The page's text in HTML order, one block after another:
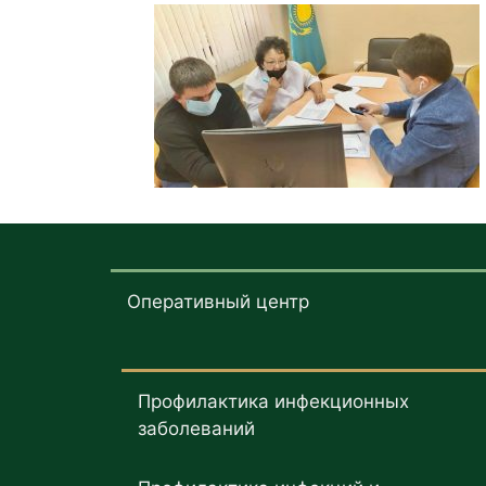
Оперативный центр
Профилактика инфекционных
заболеваний